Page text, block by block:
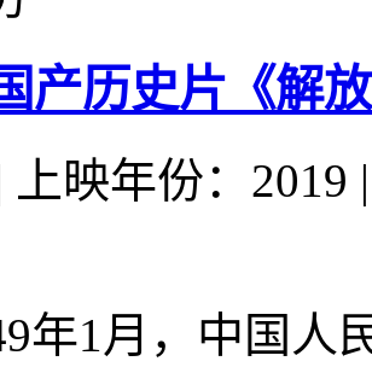
产历史片《解
上映年份：2019 |
1月，中国人民